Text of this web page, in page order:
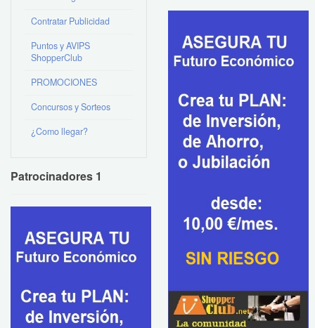
Contratar Publicidad
Puntos y AVIPS
ShopperClub
PROMOCIONES
Concursos y Sorteos
¿Como llegar?
Patrocinadores 1